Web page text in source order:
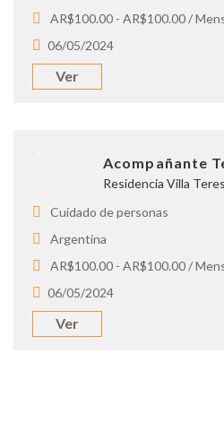
AR$100.00 - AR$100.00 /
06/05/2024
Ver
Acompañante
Residencia Villa
Cuidado de personas
Argentina
AR$100.00 - AR$100.00 /
06/05/2024
Ver